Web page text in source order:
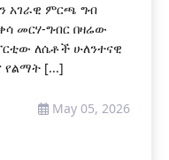
አገራዊ ምርጫ ግብ
መርሃ-ግብር በዛሬው
ለሴቶች ሁለንተናዊ
[...]
May 05, 2026